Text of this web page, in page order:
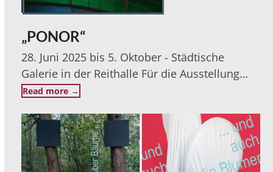
„PONOR“
28. Juni 2025 bis 5. Oktober - Städtische
Galerie in der Reithalle Für die Ausstellung…
Read more →